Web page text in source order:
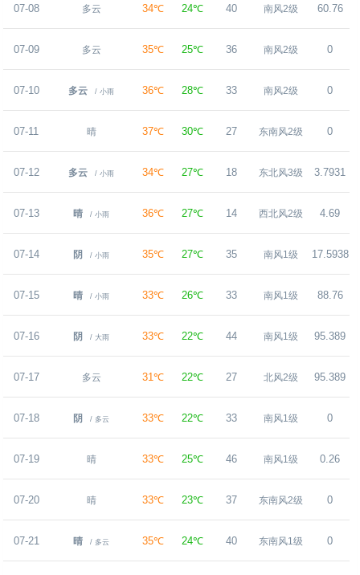
07-08 多云 34℃ 24℃ 40 南风2级 60.76
07-09 多云 35℃ 25℃ 36 南风2级 0
07-10 多云 / 小雨 36℃ 28℃ 33 南风2级 0
07-11 晴 37℃ 30℃ 27 东南风2级 0
07-12 多云 / 小雨 34℃ 27℃ 18 东北风3级 3.7931
07-13 晴 / 小雨 36℃ 27℃ 14 西北风2级 4.69
07-14 阴 / 小雨 35℃ 27℃ 35 南风1级 17.5938
07-15 晴 / 小雨 33℃ 26℃ 33 南风1级 88.76
07-16 阴 / 大雨 33℃ 22℃ 44 南风1级 95.389
07-17 多云 31℃ 22℃ 27 北风2级 95.389
07-18 阴 / 多云 33℃ 22℃ 33 南风1级 0
07-19 晴 33℃ 25℃ 46 南风1级 0.26
07-20 晴 33℃ 23℃ 37 东南风2级 0
07-21 晴 / 多云 35℃ 24℃ 40 东南风1级 0